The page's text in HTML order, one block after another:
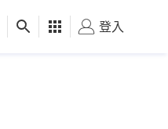
健康 好食玩飛
登入